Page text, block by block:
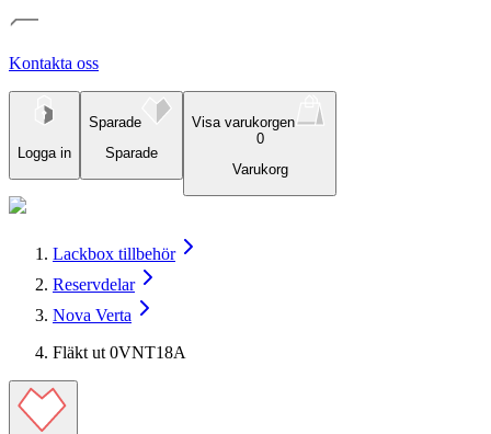
Kontakta oss
Logga in
Sparade
Sparade
Visa varukorgen
0
Varukorg
Lackbox tillbehör
Reservdelar
Nova Verta
Fläkt ut 0VNT18A